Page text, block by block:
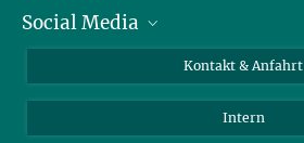
Pressebereich
Stellenangebote
Social Media
LinkedIn
Kontakt & Anfahrt
Intern